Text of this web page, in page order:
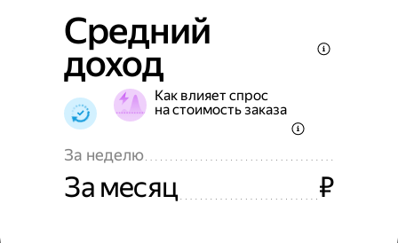
Средний
доход
Как влияет спрос
на стоимость заказа
За неделю
За месяц ₽